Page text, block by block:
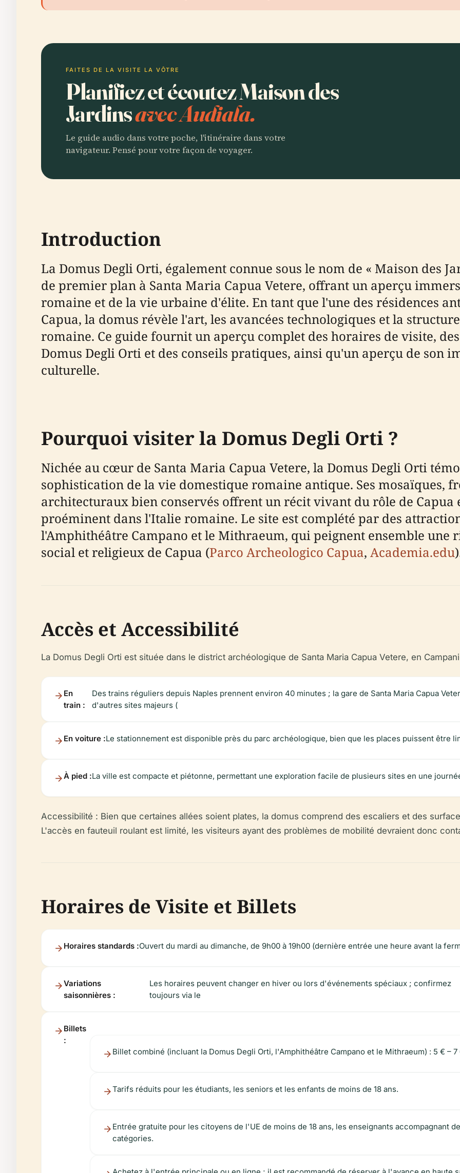
FAITES DE LA VISITE LA VÔTRE
Planifiez et écoutez Maison des
Jardinsavec Audiala.
Le guide audio dans votre poche, l'itinéraire dans votre
navigateur. Pensé pour votre façon de voyager.
Introduction
La Domus Degli Orti, également connue sous le nom de « Maison des
de premier plan à Santa Maria Capua Vetere, offrant un aperçu
romaine et de la vie urbaine d'élite. En tant que l'une des résidences
Capua, la domus révèle l'art, les avancées technologiques et la
romaine. Ce guide fournit un aperçu complet des horaires de visite,
Domus Degli Orti et des conseils pratiques, ainsi qu'un aperçu de son
culturelle.
Pourquoi visiter la Domus Degli Orti ?
Nichée au cœur de Santa Maria Capua Vetere, la Domus Degli Orti
sophistication de la vie domestique romaine antique. Ses mosaïques,
architecturaux bien conservés offrent un récit vivant du rôle de
proéminent dans l'Italie romaine. Le site est complété par des
l'Amphithéâtre Campano et le Mithraeum, qui peignent ensemble une
social et religieux de Capua (Parco Archeologico Capua, Academia.edu
Accès et Accessibilité
La Domus Degli Orti est située dans le district archéologique de Santa Maria Capua Vetere, en
En
train :
Des trains réguliers depuis Naples prennent environ 40 minutes ; la gare de Santa Maria Capua
d'autres sites majeurs (
En voiture :Le stationnement est disponible près du parc archéologique, bien que les places puissent être
À pied :La ville est compacte et piétonne, permettant une exploration facile de plusieurs sites en une
Accessibilité : Bien que certaines allées soient plates, la domus comprend des escaliers et des
L'accès en fauteuil roulant est limité, les visiteurs ayant des problèmes de mobilité devraient donc
Horaires de Visite et Billets
Horaires standards :Ouvert du mardi au dimanche, de 9h00 à 19h00 (dernière entrée une heure avant la
Variations
saisonnières :
Les horaires peuvent changer en hiver ou lors d'événements spéciaux ; confirmez
toujours via le
Billets
:
Billet combiné (incluant la Domus Degli Orti, l'Amphithéâtre Campano et le Mithraeum) : 5 € –
Tarifs réduits pour les étudiants, les seniors et les enfants de moins de 18 ans.
Entrée gratuite pour les citoyens de l'UE de moins de 18 ans, les enseignants accompagnant
catégories.